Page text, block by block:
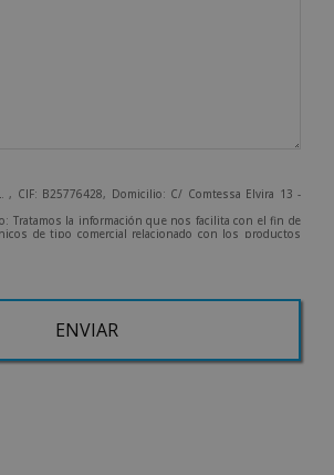
, CIF: B25776428, Domicilio: C/ Comtessa Elvira 13 -
Tratamos la información que nos facilita con el fin de
de tipo comercial relacionado con los productos
productos que fueran de su interés.
Consentimiento del interesado.
nuestra Política de Privacidad.